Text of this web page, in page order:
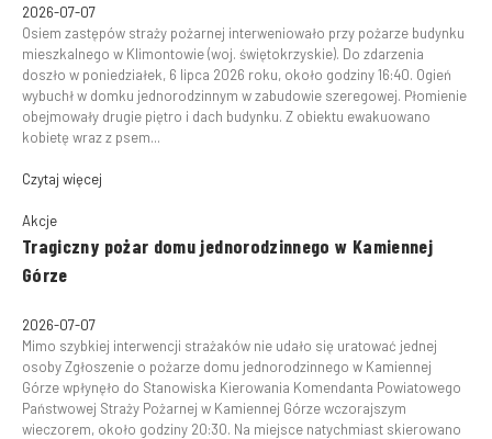
2026-07-07
Osiem zastępów straży pożarnej interweniowało przy pożarze budynku
mieszkalnego w Klimontowie (woj. świętokrzyskie). Do zdarzenia
doszło w poniedziałek, 6 lipca 2026 roku, około godziny 16:40. Ogień
wybuchł w domku jednorodzinnym w zabudowie szeregowej. Płomienie
obejmowały drugie piętro i dach budynku. Z obiektu ewakuowano
kobietę wraz z psem...
Czytaj więcej
Akcje
Tragiczny pożar domu jednorodzinnego w Kamiennej
Górze
2026-07-07
Mimo szybkiej interwencji strażaków nie udało się uratować jednej
osoby Zgłoszenie o pożarze domu jednorodzinnego w Kamiennej
Górze wpłynęło do Stanowiska Kierowania Komendanta Powiatowego
Państwowej Straży Pożarnej w Kamiennej Górze wczorajszym
wieczorem, około godziny 20:30. Na miejsce natychmiast skierowano